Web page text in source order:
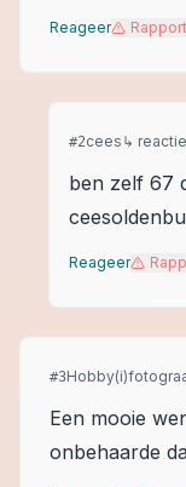
Reageer
#2cees ↳
ben zelf 67
Reageer
#3
Een mooie
onbehaarde